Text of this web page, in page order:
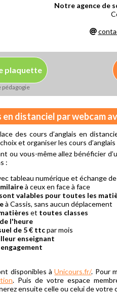
Notre agence de
plaquette
en distanciel par webcam
des cours d’anglais en
et organiser les cours
ou vous-même allez bénéficier
:
tableau numérique et échange
à ceux en face à face
valables pour toutes les
à Cassis, sans aucun déplacement
et toutes classes
l'heure
de 5 € ttcpar mois
enseignant
engagement
disponibles àUnicours.fr/. Pour
. Puis de votre espace
ensuite celle ou celui de votre